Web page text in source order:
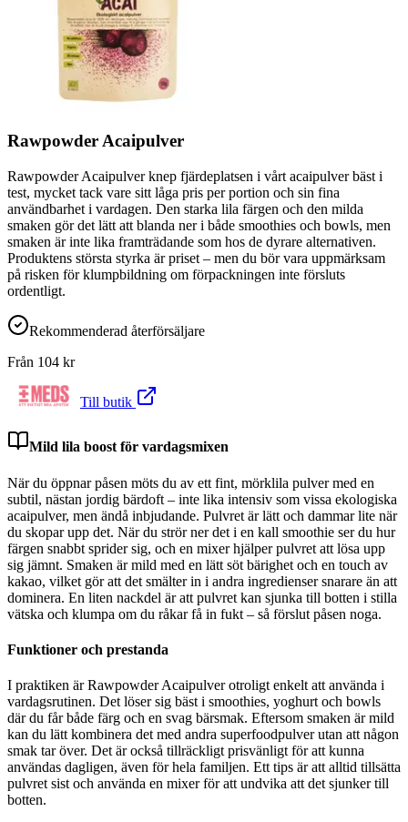
Rawpowder Acaipulver
Rawpowder Acaipulver knep fjärdeplatsen i vårt acaipulver bäst i
test, mycket tack vare sitt låga pris per portion och sin fina
användbarhet i vardagen. Den starka lila färgen och den milda
smaken gör det lätt att blanda ner i både smoothies och bowls, men
smaken är inte lika framträdande som hos de dyrare alternativen.
Produktens största styrka är priset – men du bör vara uppmärksam
på risken för klumpbildning om förpackningen inte försluts
ordentligt.
Rekommenderad återförsäljare
Från 104 kr
Till butik
Mild lila boost för vardagsmixen
När du öppnar påsen möts du av ett fint, mörklila pulver med en
subtil, nästan jordig bärdoft – inte lika intensiv som vissa ekologiska
acaipulver, men ändå inbjudande. Pulvret är lätt och dammar lite när
du skopar upp det. När du strör ner det i en kall smoothie ser du hur
färgen snabbt sprider sig, och en mixer hjälper pulvret att lösa upp
sig jämnt. Smaken är mild med en lätt söt bärighet och en touch av
kakao, vilket gör att det smälter in i andra ingredienser snarare än att
dominera. En liten nackdel är att pulvret kan sjunka till botten i stilla
vätska och klumpa om du råkar få in fukt – så förslut påsen noga.
Funktioner och prestanda
I praktiken är Rawpowder Acaipulver otroligt enkelt att använda i
vardagsrutinen. Det löser sig bäst i smoothies, yoghurt och bowls
där du får både färg och en svag bärsmak. Eftersom smaken är mild
kan du lätt kombinera det med andra superfoodpulver utan att någon
smak tar över. Det är också tillräckligt prisvänligt för att kunna
användas dagligen, även för hela familjen. Ett tips är att alltid tillsätta
pulvret sist och använda en mixer för att undvika att det sjunker till
botten.